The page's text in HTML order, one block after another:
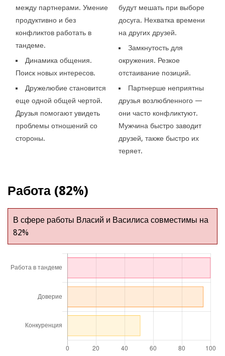
между партнерами. Умение
продуктивно и без
конфликтов работать в
тандеме.
Динамика общения.
Поиск новых интересов.
Дружелюбие становится
еще одной общей чертой.
Друзья помогают увидеть
проблемы отношений со
стороны.
будут мешать при выборе
досуга. Нехватка времени
на других друзей.
Замкнутость для
окружения. Резкое
отстаивание позиций.
Партнерше неприятны
друзья возлюбленного —
они часто конфликтуют.
Мужчина быстро заводит
друзей, также быстро их
теряет.
Работа (82%)
В сфере работы Власий и Василиса совместимы на
82%